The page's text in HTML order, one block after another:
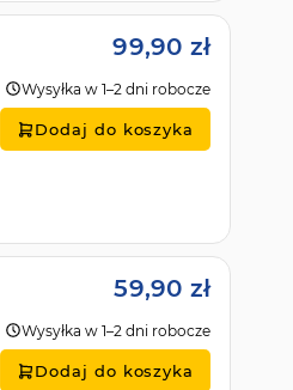
99,90 zł
Wysyłka w 1–2 dni robocze
Dodaj do koszyka
59,90 zł
Wysyłka w 1–2 dni robocze
Dodaj do koszyka